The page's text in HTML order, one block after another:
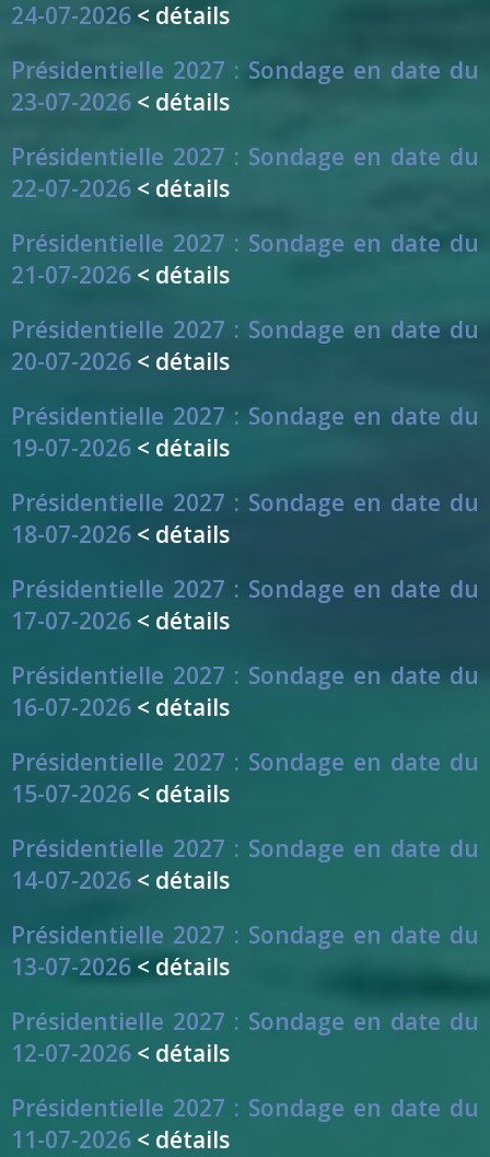
24-07-2026 < détails
Présidentielle 2027 : Sondage en date du
23-07-2026 < détails
Présidentielle 2027 : Sondage en date du
22-07-2026 < détails
Présidentielle 2027 : Sondage en date du
21-07-2026 < détails
Présidentielle 2027 : Sondage en date du
20-07-2026 < détails
Présidentielle 2027 : Sondage en date du
19-07-2026 < détails
Présidentielle 2027 : Sondage en date du
18-07-2026 < détails
Présidentielle 2027 : Sondage en date du
17-07-2026 < détails
Présidentielle 2027 : Sondage en date du
16-07-2026 < détails
Présidentielle 2027 : Sondage en date du
15-07-2026 < détails
Présidentielle 2027 : Sondage en date du
14-07-2026 < détails
Présidentielle 2027 : Sondage en date du
13-07-2026 < détails
Présidentielle 2027 : Sondage en date du
12-07-2026 < détails
Présidentielle 2027 : Sondage en date du
11-07-2026 < détails